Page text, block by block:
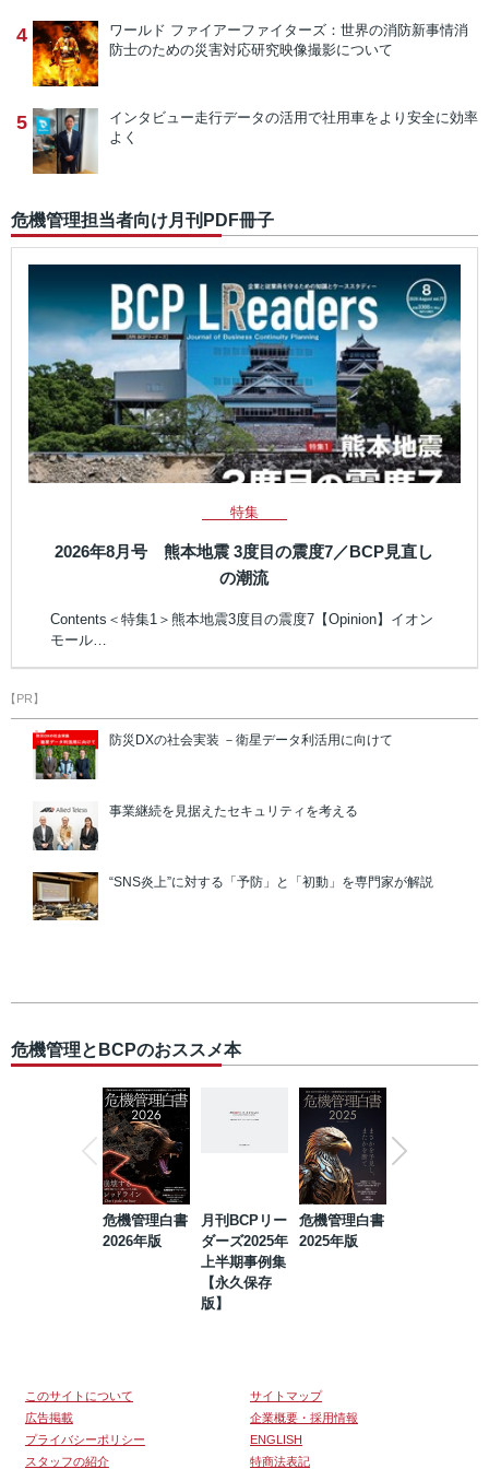
4 ワールド ファイアーファイターズ：世界の消防新事情消
防士のための災害対応研究映像撮影について
5 インタビュー走行データの活用で社用車をより安全に効率
よく
危機管理担当者向け月刊PDF冊子
特集
2026年8月号 熊本地震 3度目の震度7／BCP見直し
の潮流
Contents＜特集1＞熊本地震3度目の震度7【Opinion】イオン
モール…
【PR】
防災DXの社会実装 －衛星データ利活用に向けて
事業継続を見据えたセキュリティを考える
“SNS炎上”に対する「予防」と「初動」を専門家が解説
危機管理とBCPのおススメ本
危機管理白書
2026年版
月刊BCPリー
ダーズ2025年
上半期事例集
【永久保存
版】
危機管理白書
2025年版
このサイトについて
サイトマップ
広告掲載
企業概要・採用情報
プライバシーポリシー
ENGLISH
スタッフの紹介
特商法表記